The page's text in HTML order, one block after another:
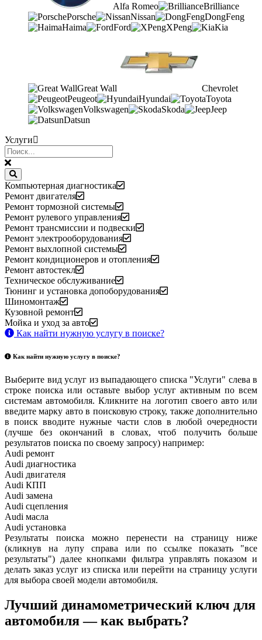
Alfa Romeo
Brilliance
Porsche
Nissan
DongFeng
Haima
Ford XPeng Kia
Great Wall
Chevrolet
Peugeot
Hyundai
Toyota
Volkswagen
Skoda
Jeep
Datsun
Услуги
Компьютерная диагностика
Ремонт двигателя
Ремонт тормозной системы
Ремонт рулевого управления
Ремонт трансмиссии и подвески
Ремонт электрооборудования
Ремонт выхлопной системы
Ремонт кондиционеров и отопления
Ремонт автостекл
Техническое обслуживание
Тюнинг и установка допоборудования
Шиномонтаж
Кузовной ремонт
Мойка и уход за авто
Как найти нужную услугу в поиске?
Как найти нужную услугу в поиске?
Выберите вид услуг из выпадающего списка "Услуги" слева в
строке поиска или оставьте выбор услуг активным по всем
системам автомобиля. Кликните на логотип своего авто или
введите марку авто в поисковую строку, также дополнительно
в поиск вводите нужные части слов в любой очередности
(лучше без окончаний в словах, чтоб получить больше
результатов поиска по своему запросу) например:
Audi ремонт
Audi диагностика
Audi двигателя
Audi КПП
Audi замена
Audi сцепления
Audi масла
Audi установка
Результаты поиска можно перенести на страницу ниже
(кликнув на лупу справа или по ссылке показать "все
результаты") далее кнопками фильтра управлять показом и
делать заказ услуг из списка или перейти на страницу услуги
для выбора своей модели автомобиля.
Лучший динамометрический ключ для
автомобиля — как выбрать?